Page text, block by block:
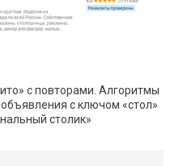
с повторами. Алгоритмы
с ключом «стол»
столик»